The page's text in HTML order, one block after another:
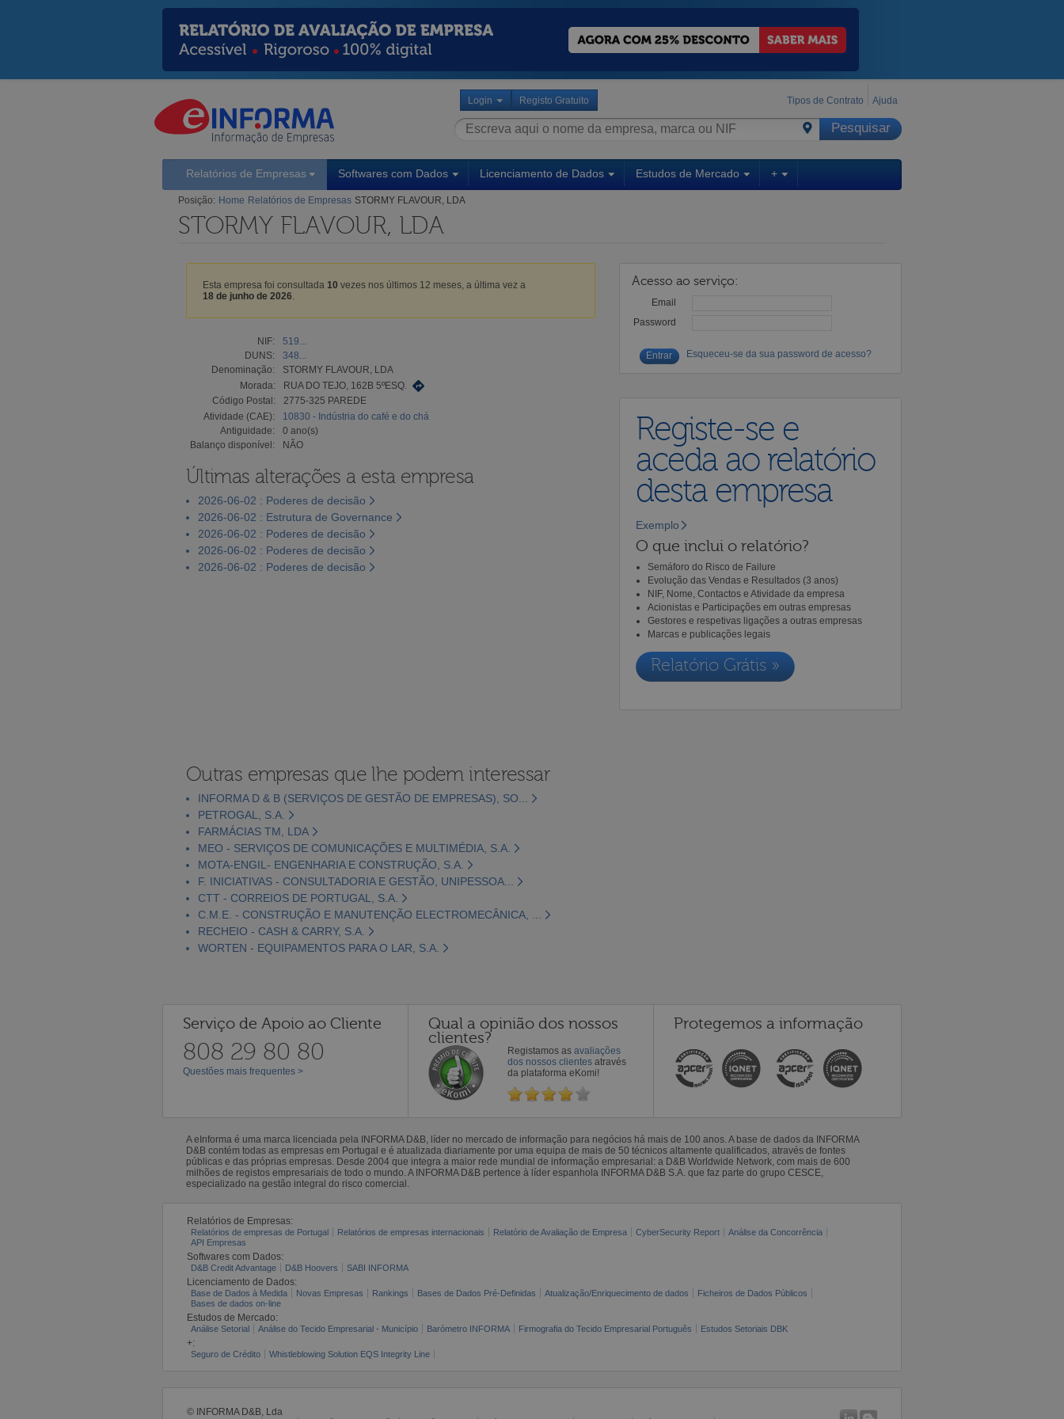
Login Registo Gratuito Tipos de Contrato Ajuda
Relatórios de Empresas Softwares com Dados Licenciamento de Dados Estudos de Mercado +
Posição: Home Relatórios de Empresas STORMY FLAVOUR, LDA
STORMY FLAVOUR, LDA
Esta empresa foi consultada 10 vezes nos últimos 12 meses, a última vez a
18 de junho de 2026
NIF:
519...
DUNS:
348...
Denominação:
STORMY FLAVOUR, LDA
Morada:
RUA DO TEJO, 162B 5ºESQ.
Código Postal:
2775-325 PAREDE
Atividade (CAE):
10830 - Indústria do café e do chá
Antiguidade:
0 ano(s)
Balanço disponível:
NÃO
Últimas alterações a esta empresa
2026-06-02 : Poderes de decisão
2026-06-02 : Estrutura de Governance
2026-06-02 : Poderes de decisão
2026-06-02 : Poderes de decisão
2026-06-02 : Poderes de decisão
Acesso ao serviço:
Email
Password
Esqueceu-se da sua password de acesso?
Registe-se e
aceda ao relatório
desta empresa
Exemplo
O que inclui o relatório?
Semáforo do Risco de Failure
Evolução das Vendas e Resultados (3 anos)
NIF, Nome, Contactos e Atividade da empresa
Acionistas e Participações em outras empresas
Gestores e respetivas ligações a outras empresas
Marcas e publicações legais
Relatório Grátis »
Outras empresas que lhe podem interessar
INFORMA D & B (SERVIÇOS DE GESTÃO DE EMPRESAS), SO...
PETROGAL, S.A.
FARMÁCIAS TM, LDA
MEO - SERVIÇOS DE COMUNICAÇÕES E MULTIMÉDIA, S.A.
MOTA-ENGIL- ENGENHARIA E CONSTRUÇÃO, S.A.
F. INICIATIVAS - CONSULTADORIA E GESTÃO, UNIPESSOA...
CTT - CORREIOS DE PORTUGAL, S.A.
C.M.E. - CONSTRUÇÃO E MANUTENÇÃO ELECTROMECÂNICA, ...
RECHEIO - CASH & CARRY, S.A.
WORTEN - EQUIPAMENTOS PARA O LAR, S.A.
Serviço de Apoio ao Cliente
808 29 80 80
Questões mais frequentes >
Qual a opinião dos nossos
clientes?
Registamos as avaliações
dos nossos clientes através
da plataforma eKomi!
Protegemos a informação
A eInforma é uma marca licenciada pela INFORMA D&B, líder no mercado de informação para negócios há mais de 100 anos. A base de dados da INFORMA
D&B contém todas as empresas em Portugal e é atualizada diariamente por uma equipa de mais de 50 técnicos altamente qualificados, através de fontes
públicas e das próprias empresas. Desde 2004 que integra a maior rede mundial de informação empresarial: a D&B Worldwide Network, com mais de 600
milhões de registos empresariais de todo o mundo. A INFORMA D&B pertence à líder espanhola INFORMA D&B S.A. que faz parte do grupo CESCE,
especializado na gestão integral do risco comercial.
Relatórios de Empresas:
Relatórios de empresas de Portugal Relatórios de empresas internacionais Relatório de Avaliação de Empresa CyberSecurity Report
Análise da Concorrência
API Empresas
Softwares com Dados:
D&B Credit Advantage D&B Hoovers SABI INFORMA
Licenciamento de Dados:
Base de Dados à Medida Novas Empresas Rankings Bases de Dados Pré-Definidas Atualização/Enriquecimento de dados
Ficheiros de Dados Públicos
Bases de dados on-line
Estudos de Mercado:
Análise Setorial Análise do Tecido Empresarial - Município Barómetro INFORMA Firmografia do Tecido Empresarial Português Estudos Setoriais DBK
+:
Seguro de Crédito Whistleblowing Solution EQS Integrity Line
© INFORMA D&B, Lda